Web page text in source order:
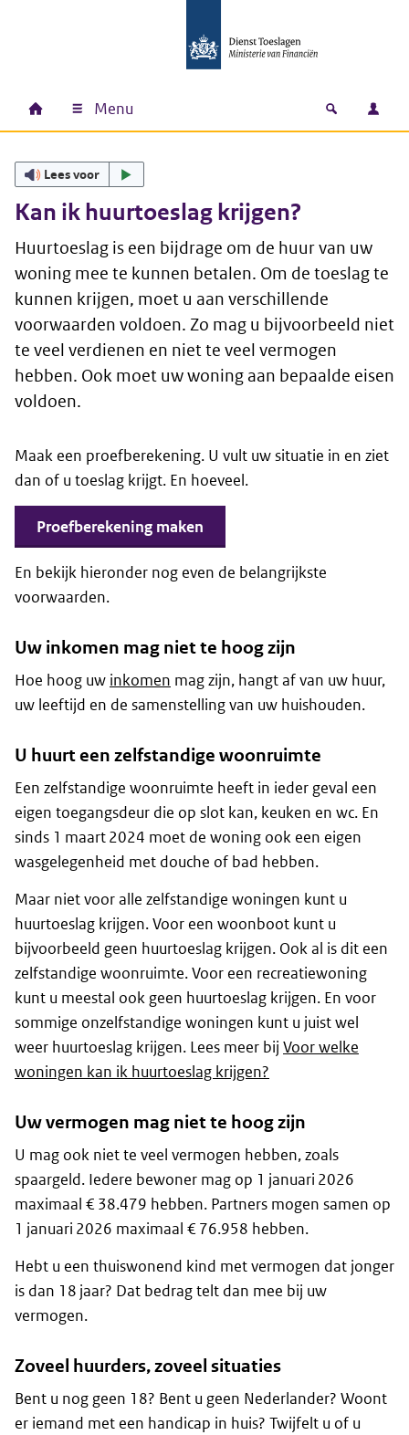
Hoofdnavigatie
Home Menu Open
Lees voor
Kan ik huurtoeslag krijgen?
Huurtoeslag is een bijdrage om de huur van uw
woning mee te kunnen betalen. Om de toeslag te
kunnen krijgen, moet u aan verschillende
voorwaarden voldoen. Zo mag u bijvoorbeeld niet
te veel verdienen en niet te veel vermogen
hebben. Ook moet uw woning aan bepaalde eisen
voldoen.
Maak een proefberekening. U vult uw situatie in en ziet
dan of u toeslag krijgt. En hoeveel.
Proefberekening maken
En bekijk hieronder nog even de belangrijkste
voorwaarden.
Uw inkomen mag niet te hoog zijn
Hoe hoog uw inkomen mag zijn, hangt af van uw huur,
uw leeftijd en de samenstelling van uw huishouden.
U huurt een zelfstandige woonruimte
Een zelfstandige woonruimte heeft in ieder geval een
eigen toegangsdeur die op slot kan, keuken en wc. En
sinds 1 maart 2024 moet de woning ook een eigen
wasgelegenheid met douche of bad hebben.
Maar niet voor alle zelfstandige woningen kunt u
huurtoeslag krijgen. Voor een woonboot kunt u
bijvoorbeeld geen huurtoeslag krijgen. Ook al is dit een
zelfstandige woonruimte. Voor een recreatiewoning
kunt u meestal ook geen huurtoeslag krijgen. En voor
sommige onzelfstandige woningen kunt u juist wel
weer huurtoeslag krijgen. Lees meer bij Voor welke
woningen kan ik huurtoeslag krijgen?
Uw vermogen mag niet te hoog zijn
U mag ook niet te veel vermogen hebben, zoals
spaargeld. Iedere bewoner mag op 1 januari 2026
maximaal € 38.479 hebben. Partners mogen samen op
1 januari 2026 maximaal € 76.958 hebben.
Hebt u een thuiswonend kind met vermogen dat jonger
is dan 18 jaar? Dat bedrag telt dan mee bij uw
vermogen.
Zoveel huurders, zoveel situaties
Bent u nog geen 18? Bent u geen Nederlander? Woont
er iemand met een handicap in huis? Twijfelt u of u